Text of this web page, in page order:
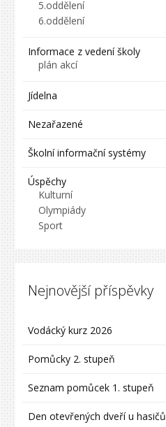
5.oddělení
6.oddělení
Informace z vedení školy
plán akcí
Jídelna
Nezařazené
Školní informační systémy
Úspěchy
Kulturní
Olympiády
Sport
Nejnovější příspěvky
Vodácký kurz 2026
Pomůcky 2. stupeň
Seznam pomůcek 1. stupeň
Den otevřených dveří u hasičů